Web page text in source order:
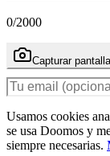
0/2000
Capturar pantalla
Usamos cookies
se usa Doomos y
siempre necesarias.